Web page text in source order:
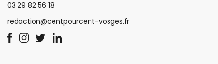
03 29 82 56 18
redaction@centpourcent-vosges.fr